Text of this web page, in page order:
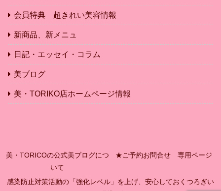
会員特典 超きれい美容情報
新商品、新メニュ
日記・エッセイ・コラム
美ブログ
美・TORIKO店ホームページ情報
美・TORICOの公式美ブログにつ
いて
★ご予約お問合せ 専用ページ
感染防止対策活動の「強化レベル」を上げ、安心しておくつろぎい